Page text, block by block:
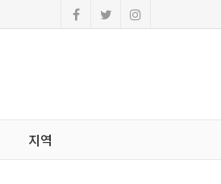
지역